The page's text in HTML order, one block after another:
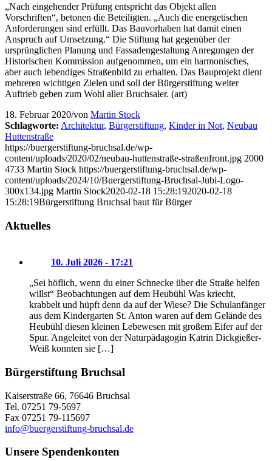
„Nach eingehender Prüfung entspricht das Objekt allen
Vorschriften“, betonen die Beteiligten. „Auch die energetischen
Anforderungen sind erfüllt. Das Bauvorhaben hat damit einen
Anspruch auf Umsetzung.“ Die Stiftung hat gegenüber der
ursprünglichen Planung und Fassadengestaltung Anregungen der
Historischen Kommission aufgenommen, um ein harmonisches,
aber auch lebendiges Straßenbild zu erhalten. Das Bauprojekt dient
mehreren wichtigen Zielen und soll der Bürgerstiftung weiter
Auftrieb geben zum Wohl aller Bruchsaler. (art)
18. Februar 2020/von Martin Stock
Schlagworte: Architektur, Bürgerstiftung, Kinder in Not, Neubau
Huttenstraße
https://buergerstiftung-bruchsal.de/wp-
content/uploads/2020/02/neubau-huttenstraße-straßenfront.jpg 2000
4733 Martin Stock https://buergerstiftung-bruchsal.de/wp-
content/uploads/2024/10/Buergerstiftung-Bruchsal-Jubi-Logo-
300x134.jpg Martin Stock2020-02-18 15:28:192020-02-18
15:28:19Bürgerstiftung Bruchsal baut für Bürger
Aktuelles
10. Juli 2026 - 17:21
„Sei höflich, wenn du einer Schnecke über die Straße helfen
willst“ Beobachtungen auf dem Heubühl Was kriecht,
krabbelt und hüpft denn da auf der Wiese? Die Schulanfänger
aus dem Kindergarten St. Anton waren auf dem Gelände des
Heubühl diesen kleinen Lebewesen mit großem Eifer auf der
Spur. Angeleitet von der Naturpädagogin Katrin Dickgießer-
Weiß konnten sie […]
Bürgerstiftung Bruchsal
Kaiserstraße 66, 76646 Bruchsal
Tel. 07251 79-5697
Fax 07251 79-115697
info@buergerstiftung-bruchsal.de
Unsere Spendenkonten